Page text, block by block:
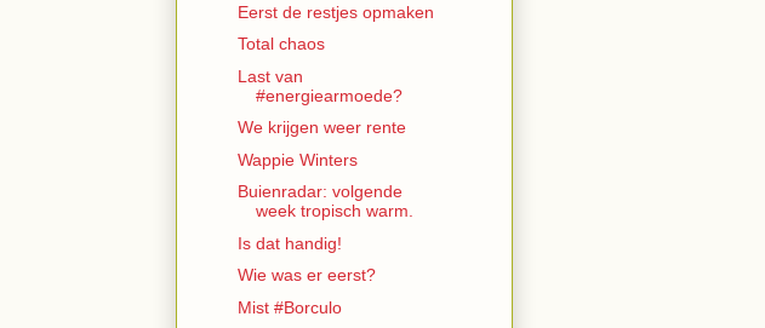
Eerst de restjes opmaken
Total chaos
Last van
#energiearmoede?
We krijgen weer rente
Wappie Winters
Buienradar: volgende
week tropisch warm.
Is dat handig!
Wie was er eerst?
Mist #Borculo